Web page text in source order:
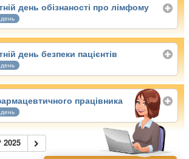
день обізнаності про лімфому
день
день безпеки пацієнтів
день
працівника
день